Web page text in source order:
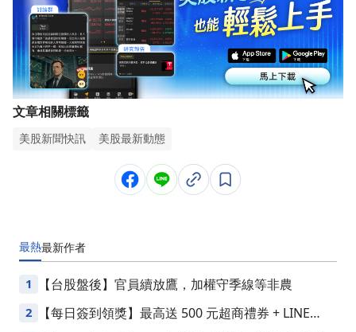
文章相關標籤
美股新聞快訊 美股最新動態
最熱最新作者
1 【台股盤後】官員續放鷹，加權守季線等非農
2
【每日簽到領獎】最高送 500 元超商禮券 + LINE